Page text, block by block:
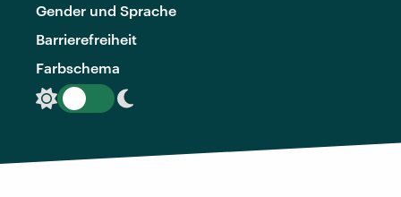
Gender und Sprache
Barrierefreiheit
Farbschema